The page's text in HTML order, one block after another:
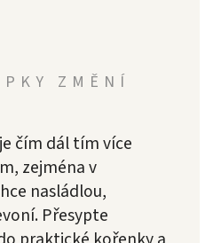
ZMĚNÍ
čím dál tím více
zejména v
nasládlou,
Přesypte